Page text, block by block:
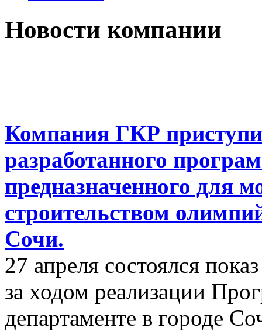
Новости компании
Компания ГКР
разработанного
предназначенного для
строительством
Сочи.
27 апреля состоялся
за ходом реализации
департаменте в городе